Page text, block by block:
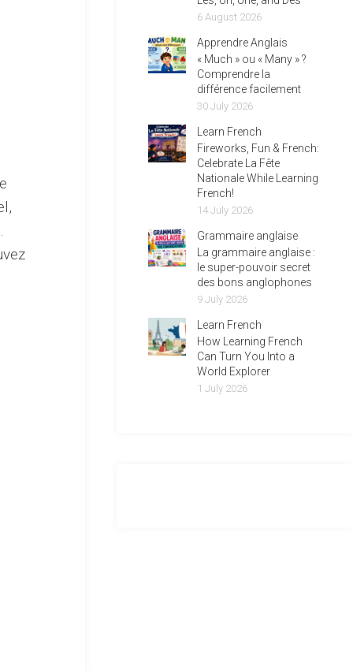
6 August 2026
Apprendre Anglais
« Much » ou « Many » ?
Comprendre la
différence facilement
30 July 2026
Learn French
Fireworks, Fun & French:
Celebrate La Fête
Nationale While Learning
French!
14 July 2026
Grammaire anglaise
La grammaire anglaise :
le super-pouvoir secret
des bons anglophones
9 July 2026
Learn French
How Learning French
Can Turn You Into a
World Explorer
1 July 2026